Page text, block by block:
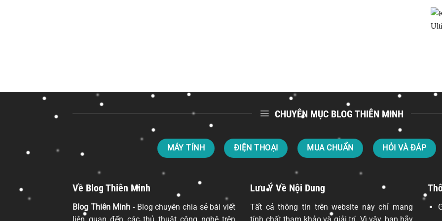
CHUYÊN MỤC BLOG THIÊN MINH
MÁY TÍNH ĐIỆN THOẠI MUA CHUẨN HỎI VÀ ĐÁP
Về Blog Thiên Minh
Blog Thiên Minh - Blog chuyên chia sẻ bài viết
Lưu Ý Về Nội Dung
Tất cả thông tin trên website này chỉ mang